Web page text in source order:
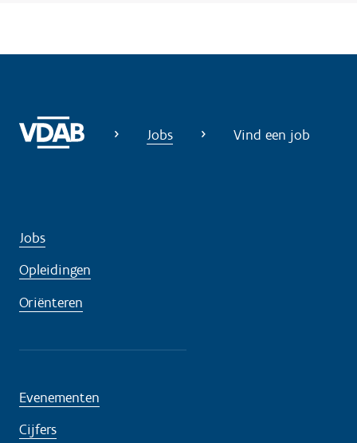
Jobs Vind een job
Jobs
Opleidingen
Oriënteren
Evenementen
Cijfers